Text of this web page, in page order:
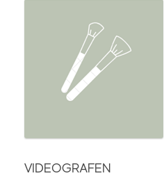
VIDEOGRAFEN